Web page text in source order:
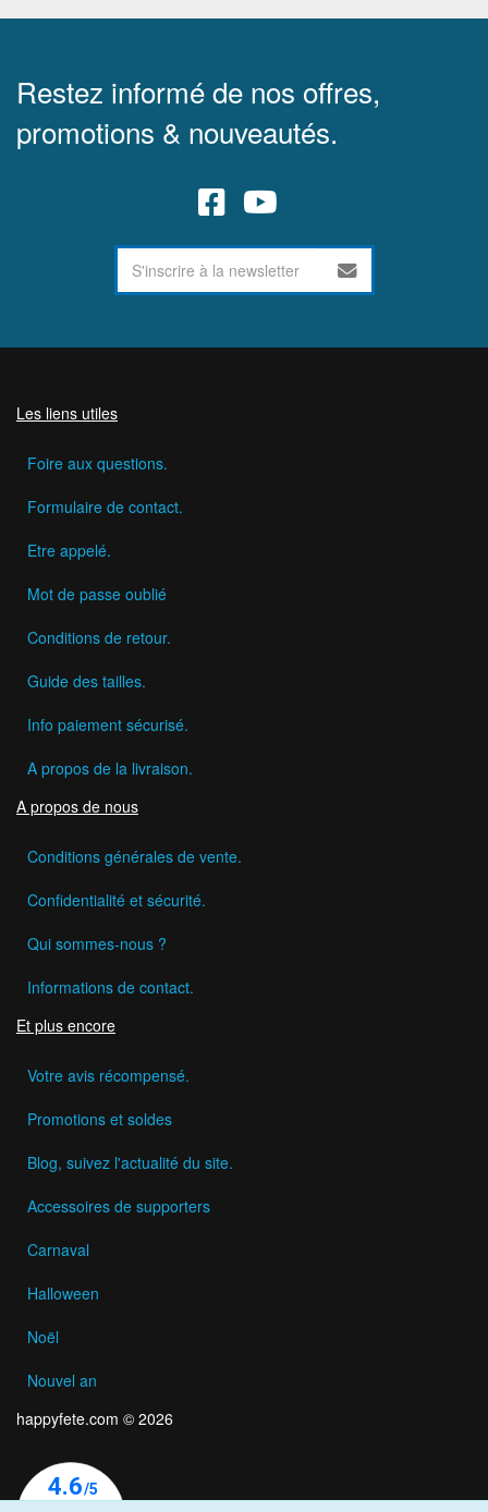
Restez informé de nos offres,
promotions & nouveautés.
Les liens utiles
Foire aux questions.
Formulaire de contact.
Etre appelé.
Mot de passe oublié
Conditions de retour.
Guide des tailles.
Info paiement sécurisé.
A propos de la livraison.
A propos de nous
Conditions générales de vente.
Confidentialité et sécurité.
Qui sommes-nous ?
Informations de contact.
Et plus encore
Votre avis récompensé.
Promotions et soldes
Blog, suivez l'actualité du site.
Accessoires de supporters
Carnaval
Halloween
Noël
Nouvel an
happyfete.com © 2026